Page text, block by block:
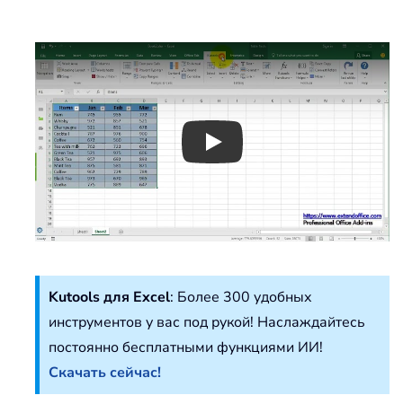
Play
Kutools для Excel: Более 300 удобных
инструментов у вас под рукой! Наслаждайтесь
постоянно бесплатными функциями ИИ!
Скачать сейчас!